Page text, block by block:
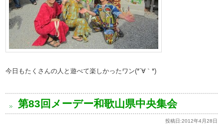
今日もたくさんの人と遊べて楽しかったワン(*´∀｀*)
第83回メーデー和歌山県中央集会
投稿日:2012年4月28日